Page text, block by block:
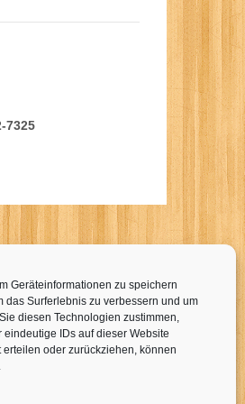
7325
Geräteinformationen zu speichern
das Surferlebnis zu verbessern und um
diesen Technologien zustimmen,
IDs auf dieser Website
oder zurückziehen, können